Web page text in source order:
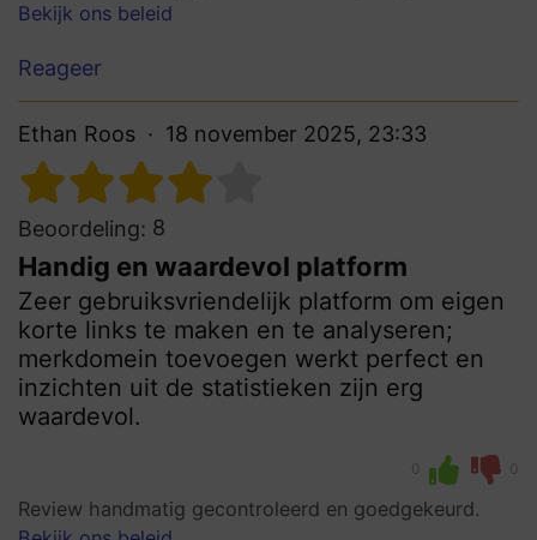
Bekijk ons beleid
Reageer
Ethan Roos 18 november 2025, 23:33
Beoordeling: 8
Handig en waardevol platform
Zeer gebruiksvriendelijk platform om eigen
korte links te maken en te analyseren;
merkdomein toevoegen werkt perfect en
inzichten uit de statistieken zijn erg
waardevol.
0 0
Review handmatig gecontroleerd en goedgekeurd.